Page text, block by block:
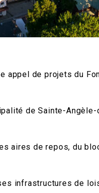
appel de projets du
de Sainte-Angèle-
aires de repos, du
infrastructures de